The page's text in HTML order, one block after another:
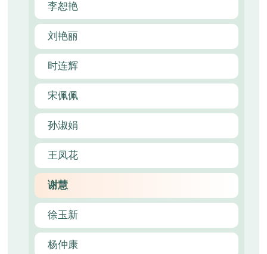
李恕艳
刘艳丽
时连辉
宋佩佩
孙淑娟
王凤花
谢慧
徐玉新
杨仲康